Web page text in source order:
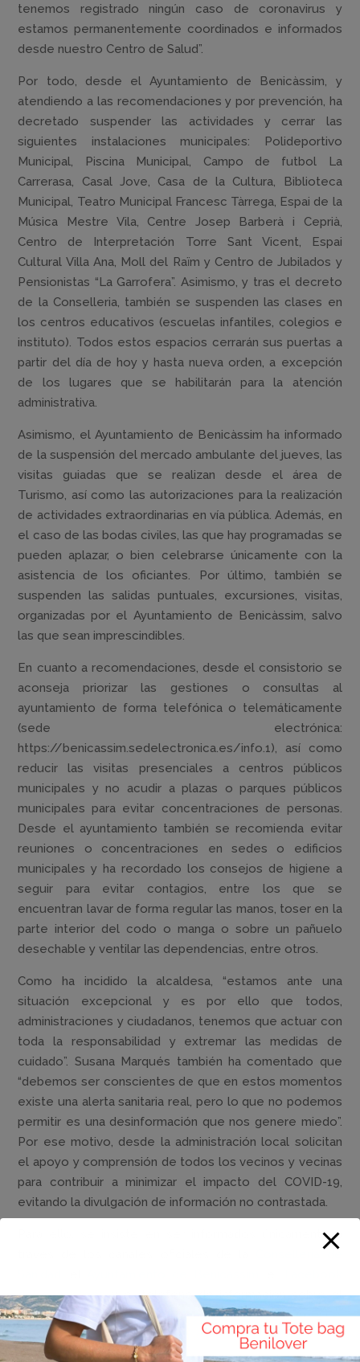
tenemos registrado ningún caso de coronavirus y
estamos permanentemente coordinados e informados
desde nuestro Centro de Salud”.
Por todo, desde el Ayuntamiento de Benicàssim, y
atendiendo a las recomendaciones y por prevención, ha
decretado suspender las actividades y cerrar las
siguientes instalaciones municipales: Polideportivo
Municipal, Piscina Municipal, Campo de futbol La
Carrerasa, Casal Jove, Casa de la Cultura, Biblioteca
Municipal, Teatro Municipal Francesc Tàrrega, Espai de la
Música Mestre Vila, Centre Josep Barberà i Ceprià,
Centro de Interpretación Torre Sant Vicent, Espai
Cultural Villa Ana, Moll del Raïm y Centro de Jubilados y
Pensionistas “La Garrofera”. Asimismo, y tras el decreto
de la Conselleria, también se suspenden las clases en
los centros educativos (escuelas infantiles, colegios e
instituto). Todos estos espacios cerrarán sus puertas a
partir del día de hoy y hasta nueva orden, a excepción
de los lugares que se habilitarán para la atención
administrativa.
Asimismo, el Ayuntamiento de Benicàssim ha informado
de la suspensión del mercado ambulante del jueves, las
visitas guiadas que se realizan desde el área de
Turismo, así como las autorizaciones para la realización
de actividades extraordinarias en vía pública. Además, en
el caso de las bodas civiles, las que hay programadas se
pueden aplazar, o bien celebrarse únicamente con la
asistencia de los oficiantes. Por último, también se
suspenden las salidas puntuales, excursiones, visitas,
organizadas por el Ayuntamiento de Benicàssim, salvo
las que sean imprescindibles.
En cuanto a recomendaciones, desde el consistorio se
aconseja priorizar las gestiones o consultas al
ayuntamiento de forma telefónica o telemáticamente
(sede electrónica:
https://benicassim.sedelectronica.es/info.1), así como
reducir las visitas presenciales a centros públicos
municipales y no acudir a plazas o parques públicos
municipales para evitar concentraciones de personas.
Desde el ayuntamiento también se recomienda evitar
reuniones o concentraciones en sedes o edificios
municipales y ha recordado los consejos de higiene a
seguir para evitar contagios, entre los que se
encuentran lavar de forma regular las manos, toser en la
parte interior del codo o manga o sobre un pañuelo
desechable y ventilar las dependencias, entre otros.
Como ha incidido la alcaldesa, “estamos ante una
situación excepcional y es por ello que todos,
administraciones y ciudadanos, tenemos que actuar con
toda la responsabilidad y extremar las medidas de
cuidado”. Susana Marqués también ha comentado que
“debemos ser conscientes de que en estos momentos
existe una alerta sanitaria real, pero lo que no podemos
permitir es una desinformación que nos genere miedo”.
Por ese motivo, desde la administración local solicitan
el apoyo y comprensión de todos los vecinos y vecinas
para contribuir a minimizar el impacto del COVID-19,
evitando la divulgación de información no contrastada.
Para ello, se insiste en ser informados únicamente a
Conselleria de
del consistorioy el teléfono de información sobre el
COVID-19 (
900300555).